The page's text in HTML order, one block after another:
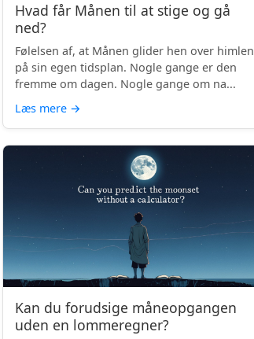
Hvad får Månen til at stige og gå
ned?
Følelsen af, at Månen glider hen over himlen
på sin egen tidsplan. Nogle gange er den
fremme om dagen. Nogle gange om na...
Læs mere →
Kan du forudsige måneopgangen
uden en lommeregner?